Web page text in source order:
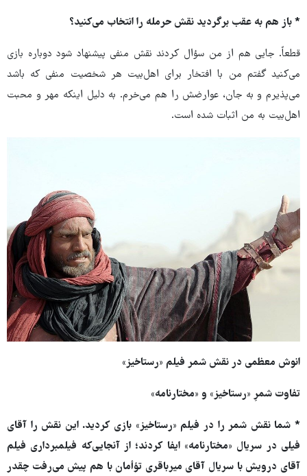
* باز هم به عقب برگردید نقش حرمله را انتخاب می‌کنید؟
قطعاً. جایی هم از من سؤال کردند نقش منفی پیشنهاد شود دوباره بازی
می‌کنید گفتم من با افتخار برای اهل‌بیت هر شخصیت منفی که باشد
می‌پذیرم و به جان، عوارضش را هم می‌خرم. به دلیل اینکه مهر و محبت
اهل‌بیت به من اثبات شده است.
انوش معظمی در نقش شمر فیلم «رستاخیز»
تفاوت شمرِ «رستاخیز» و «مختارنامه»
* شما نقش شمر را در فیلم «رستاخیز» بازی کردید. این نقش را آقای
فیلی در سریال «مختارنامه» ایفا کردند؛ از آنجایی‌که فیلمبرداری فیلم
آقای درویش با سریال آقای میرباقری تؤأمان با هم پیش می‌رفت چقدر